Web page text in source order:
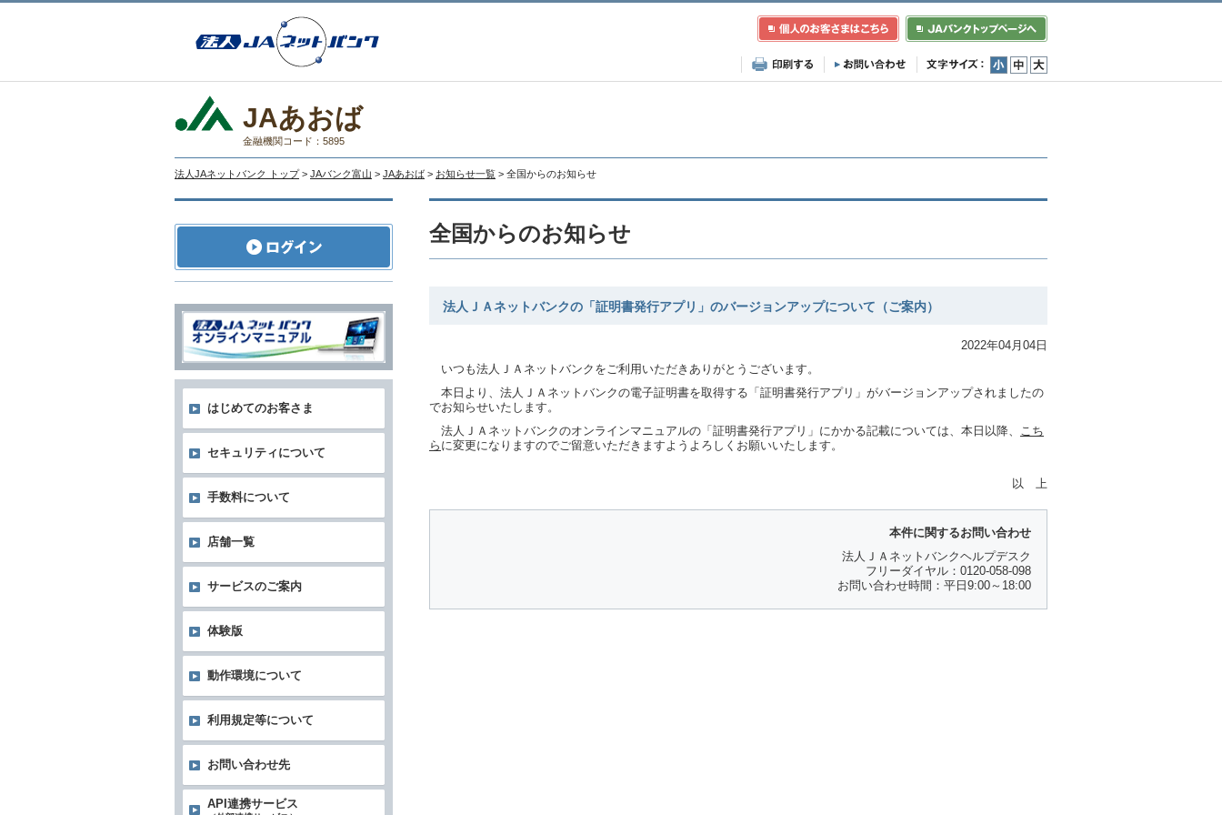
小 中 大
JAあおば
金融機関コード：5895
法人JAネットバンク トップ > JAバンク富山 > JAあおば > お知らせ一覧 > 全国からのお知らせ
全国からのお知らせ
法人ＪＡネットバンクの「証明書発行アプリ」のバージョンアップについて（ご案内）
2022年04月04日
いつも法人ＪＡネットバンクをご利用いただきありがとうございます。
本日より、法人ＪＡネットバンクの電子証明書を取得する「証明書発行アプリ」がバージョンアップされましたの
でお知らせいたします。
法人ＪＡネットバンクのオンラインマニュアルの「証明書発行アプリ」にかかる記載については、本日以降、 こち
ら に変更になりますのでご留意いただきますようよろしくお願いいたします。
以 上
本件に関するお問い合わせ
法人ＪＡネットバンクヘルプデスク
フリーダイヤル：0120-058-098
お問い合わせ時間：平日9:00～18:00
はじめてのお客さま
セキュリティについて
手数料について
店舗一覧
サービスのご案内
体験版
動作環境について
利用規定等について
お問い合わせ先
API連携サービス